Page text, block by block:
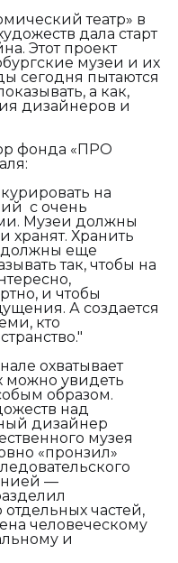
театр» в
дала старт
Этот проект
музеи и их
сегодня пытаются
а как,
дизайнеров и
фонда «ПРО
на
с очень
Музеи должны
хранят. Хранить
должны еще
так, чтобы на
и чтобы
А создается
кто
охватывает
можно увидеть
образом.
над
дизайнер
музея
«пронзил»
—
отдельных частей,
человеческому
и